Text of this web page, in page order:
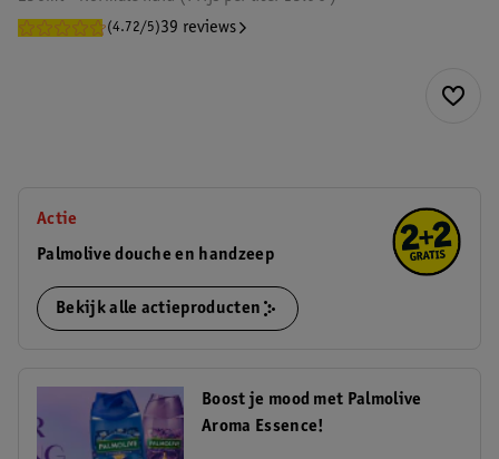
(4.72/5)39 reviews
Actie
Palmolive douche en handzeep
Bekijk alle actieproducten
Boost je mood met Palmolive
Aroma Essence!